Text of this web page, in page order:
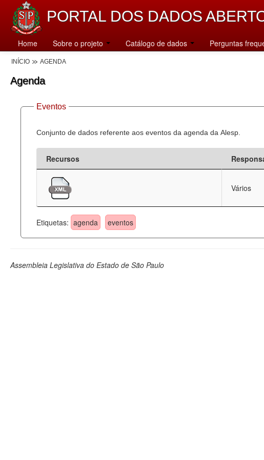
PORTAL DOS DADOS
Home Sobre o projeto Catálogo de dados Perguntas
INÍCIO AGENDA
Agenda
Eventos
Conjunto de dados referente aos eventos da agenda da Alesp.
Recursos
Vários
Etiquetas: agenda eventos
Assembleia Legislativa do Estado de São Paulo